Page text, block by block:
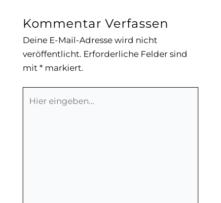
Kommentar Verfassen
Deine E-Mail-Adresse wird nicht
veröffentlicht. Erforderliche Felder sind
mit * markiert.
eingeben…